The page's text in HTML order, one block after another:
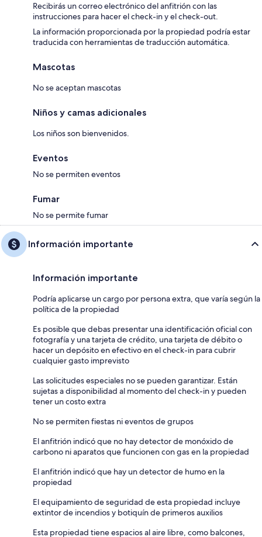
Recibirás un correo electrónico del anfitrión con las
instrucciones para hacer el check-in y el check-out.
La información proporcionada por la propiedad podría estar
traducida con herramientas de traducción automática.
Mascotas
No se aceptan mascotas
Niños y camas adicionales
Los niños son bienvenidos.
Eventos
No se permiten eventos
Fumar
No se permite fumar
Información importante
Información importante
Podría aplicarse un cargo por persona extra, que varía según la
política de la propiedad
Es posible que debas presentar una identificación oficial con
fotografía y una tarjeta de crédito, una tarjeta de débito o
hacer un depósito en efectivo en el check-in para cubrir
cualquier gasto imprevisto
Las solicitudes especiales no se pueden garantizar. Están
sujetas a disponibilidad al momento del check-in y pueden
tener un costo extra
No se permiten fiestas ni eventos de grupos
El anfitrión indicó que no hay detector de monóxido de
carbono ni aparatos que funcionen con gas en la propiedad
El anfitrión indicó que hay un detector de humo en la
propiedad
El equipamiento de seguridad de esta propiedad incluye
extintor de incendios y botiquín de primeros auxilios
Esta propiedad tiene espacios al aire libre, como balcones,